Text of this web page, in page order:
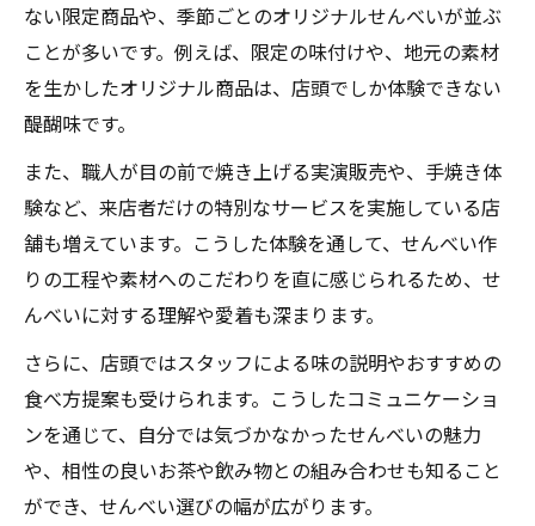
せんべい選びで気をつけたい健康ポイント
食べ過ぎ防止には店頭の説明を活用しよう
店頭スタッフに聞けるせんべいの健康相談
この場所でしか味わえないせんべいの奥深さ
店頭限定せんべいの特別な味わいを体験
ここだけのせんべい体験が店頭で叶う理由
せんべい通も驚く店頭だけの奥深い魅力
店舗ならではのせんべい作りを間近で実感
め
ない限定商品や、季節ごとのオリジナルせんべいが並ぶ
ことが多いです。例えば、限定の味付けや、地元の素材
を生かしたオリジナル商品は、店頭でしか体験できない
醍醐味です。
また、職人が目の前で焼き上げる実演販売や、手焼き体
験など、来店者だけの特別なサービスを実施している店
舗も増えています。こうした体験を通して、せんべい作
りの工程や素材へのこだわりを直に感じられるため、せ
んべいに対する理解や愛着も深まります。
さらに、店頭ではスタッフによる味の説明やおすすめの
食べ方提案も受けられます。こうしたコミュニケーショ
ンを通じて、自分では気づかなかったせんべいの魅力
や、相性の良いお茶や飲み物との組み合わせも知ること
ができ、せんべい選びの幅が広がります。